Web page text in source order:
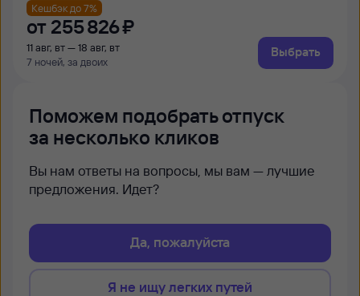
Кешбэк до 7%
от 255 ⁠826 ⁠₽
11 авг, вт — 18 авг, вт
7 ночей, за двоих
Выбрать
Поможем подобрать отпуск
за несколько кликов
Вы нам ответы на вопросы, мы вам — лучшие
предложения. Идет?
Да, пожалуйста
Я не ищу легких путей